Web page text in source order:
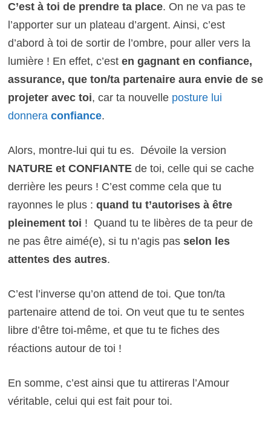
C’est à toi de prendre ta place. On ne va pas te
l’apporter sur un plateau d’argent. Ainsi, c’est
d’abord à toi de sortir de l’ombre, pour aller vers la
lumière ! En effet, c’est en gagnant en confiance,
assurance, que ton/ta partenaire aura envie de se
projeter avec toi, car ta nouvelle posture lui
donnera confiance.
Alors, montre-lui qui tu es. Dévoile la version
NATURE et CONFIANTEde toi, celle qui se cache
derrière les peurs ! C’est comme cela que tu
rayonnes le plus : quand tu t’autorises à être
pleinement toi ! Quand tu te libères de ta peur de
ne pas être aimé(e), si tu n’agis pas selon les
attentes des autres.
C’est l’inverse qu’on attend de toi. Que ton/ta
partenaire attend de toi. On veut que tu te sentes
libre d’être toi-même, et que tu te fiches des
réactions autour de toi !
En somme, c’est ainsi que tu attireras l’Amour
véritable, celui qui est fait pour toi.